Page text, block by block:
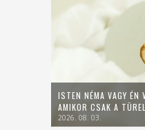
ISTEN NÉMA VAGY ÉN
AMIKOR CSAK A
2026. 08. 03.